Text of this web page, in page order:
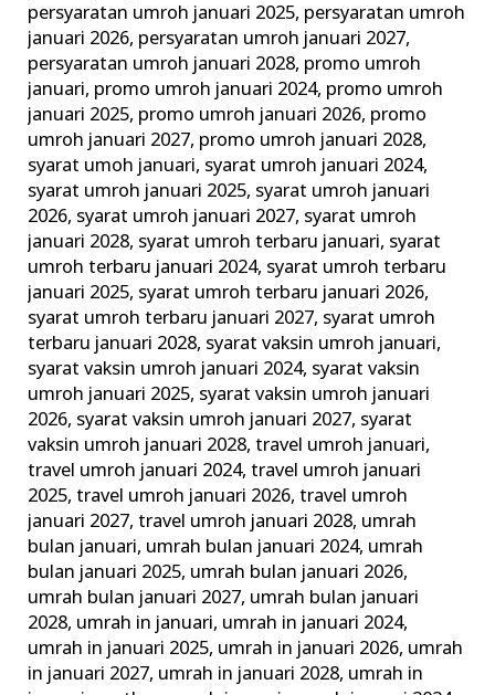
persyaratan umroh januari 2025, persyaratan umroh
januari 2026, persyaratan umroh januari 2027,
persyaratan umroh januari 2028, promo umroh
januari, promo umroh januari 2024, promo umroh
januari 2025, promo umroh januari 2026, promo
umroh januari 2027, promo umroh januari 2028,
syarat umoh januari, syarat umroh januari 2024,
syarat umroh januari 2025, syarat umroh januari
2026, syarat umroh januari 2027, syarat umroh
januari 2028, syarat umroh terbaru januari, syarat
umroh terbaru januari 2024, syarat umroh terbaru
januari 2025, syarat umroh terbaru januari 2026,
syarat umroh terbaru januari 2027, syarat umroh
terbaru januari 2028, syarat vaksin umroh januari,
syarat vaksin umroh januari 2024, syarat vaksin
umroh januari 2025, syarat vaksin umroh januari
2026, syarat vaksin umroh januari 2027, syarat
vaksin umroh januari 2028,travel umroh januari,
travel umroh januari 2024,travel umroh januari
2025,travel umroh januari 2026,travel umroh
januari 2027,travel umroh januari 2028, umrah
bulan januari, umrah bulan januari 2024, umrah
bulan januari 2025, umrah bulan januari 2026,
umrah bulan januari 2027, umrah bulan januari
2028, umrah in januari, umrah in januari 2024,
umrah in januari 2025, umrah in januari 2026, umrah
in januari 2027, umrah in januari 2028, umrah in